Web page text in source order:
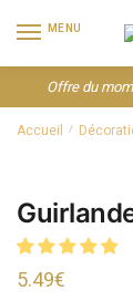
MENU
Offre du
Accueil /
5.49€